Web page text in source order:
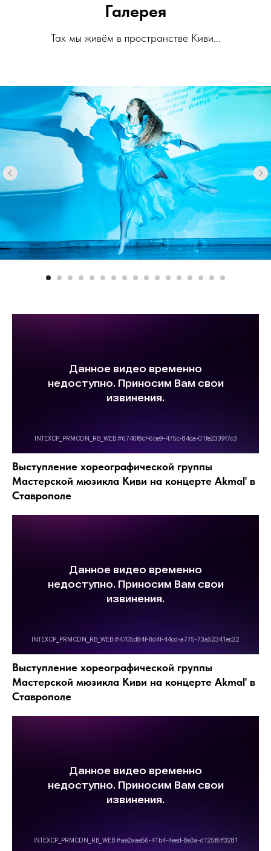
Галерея
Так мы живём в пространстве Киви...
Выступление хореографической группы
Мастерской мюзикла Киви на концерте Akmal' в
Ставрополе
Выступление хореографической группы
Мастерской мюзикла Киви на концерте Akmal' в
Ставрополе